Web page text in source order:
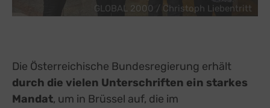
GLOBAL 2000 / Christoph Liebentritt
Die Österreichische Bundesregierung erhält
durch die vielen Unterschriften ein starkes
Mandat, um in Brüssel auf, die im